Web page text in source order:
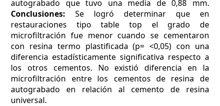
autograbado que tuvo una media de 0,88 mm.
Conclusiones: Se logró determinar que en
restauraciones tipo table top el grado de
microfiltración fue menor cuando se cementaron
con resina termo plastificada (p= <0,05) con una
diferencia estadísticamente significativa respecto a
los otros cementos. No existió diferencia en la
microfiltración entre los cementos de resina de
autograbado en relación al cemento de resina
universal.